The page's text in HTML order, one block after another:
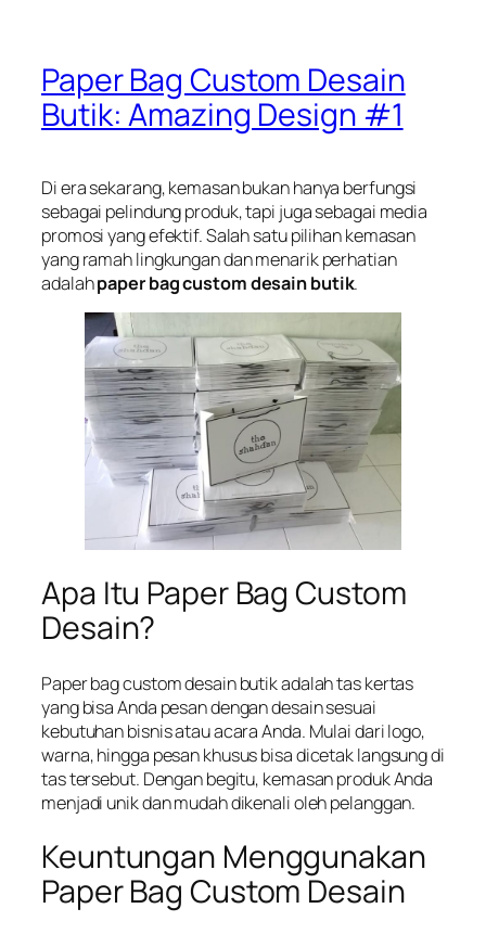
Paper Bag Custom Desain
Butik: Amazing Design #1
Di era sekarang, kemasan bukan hanya berfungsi
sebagai pelindung produk, tapi juga sebagai media
promosi yang efektif. Salah satu pilihan kemasan
yang ramah lingkungan dan menarik perhatian
adalahpaper bag custom desain butik.
Apa Itu Paper Bag Custom
Desain?
Paper bag custom desain butik adalah tas kertas
yang bisa Anda pesan dengan desain sesuai
kebutuhan bisnis atau acara Anda. Mulai dari logo,
warna, hingga pesan khusus bisa dicetak langsung di
tas tersebut. Dengan begitu, kemasan produk Anda
menjadi unik dan mudah dikenali oleh pelanggan.
Keuntungan Menggunakan
Paper Bag Custom Desain